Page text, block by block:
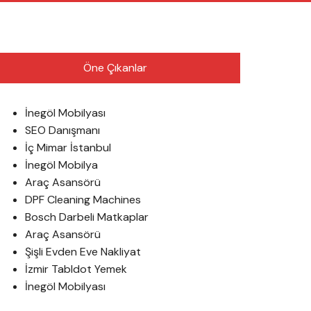
Öne Çıkanlar
İnegöl Mobilyası
SEO Danışmanı
İç Mimar İstanbul
İnegöl Mobilya
Araç Asansörü
DPF Cleaning Machines
Bosch Darbeli Matkaplar
Araç Asansörü
Şişli Evden Eve Nakliyat
İzmir Tabldot Yemek
İnegöl Mobilyası